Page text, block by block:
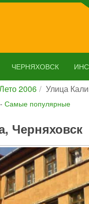
ЧЕРНЯХОВСК
2006 Улица
- Самые популярные
Черняховск